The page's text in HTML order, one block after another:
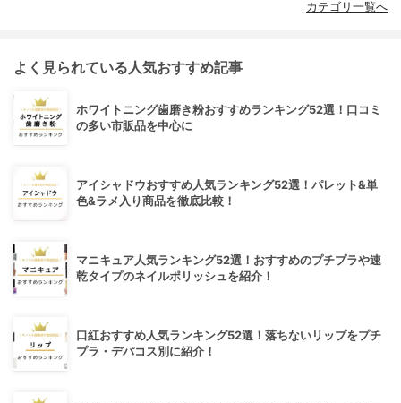
カテゴリ一覧へ
よく見られている人気おすすめ記事
ホワイトニング歯磨き粉おすすめランキング52選！口コミ
の多い市販品を中心に
アイシャドウおすすめ人気ランキング52選！パレット&単
色&ラメ入り商品を徹底比較！
マニキュア人気ランキング52選！おすすめのプチプラや速
乾タイプのネイルポリッシュを紹介！
口紅おすすめ人気ランキング52選！落ちないリップをプチ
プラ・デパコス別に紹介！